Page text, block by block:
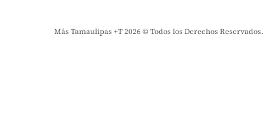
Más Tamaulipas +T 2026 © Todos los Derechos